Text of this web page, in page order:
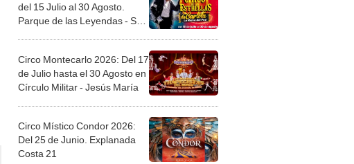
del 15 Julio al 30 Agosto.
Parque de las Leyendas - San
Circo Montecarlo 2026: Del 17
de Julio hasta el 30 Agosto en
Círculo Militar - Jesús María
Circo Místico Condor 2026:
Del 25 de Junio. Explanada
Costa 21